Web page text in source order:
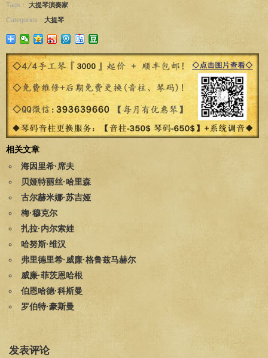
Tags： 大提琴演奏家
Categories： 大提琴
相关文章
海因里希·席夫
贝娅特丽丝·哈里森
古尔赫米娜·苏吉娅
梅·穆克尔
扎拉·内尔索娃
哈努斯·维汉
弗里德里希·威廉·格鲁兹马赫尔
威廉·菲茨恩哈根
伯恩哈德·科斯曼
罗伯特·豪斯曼
发表评论